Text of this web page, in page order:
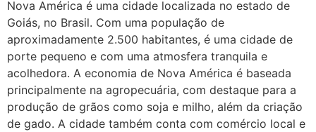
Nova América é uma cidade localizada no estado de
Goiás, no Brasil. Com uma população de
aproximadamente 2.500 habitantes, é uma cidade de
porte pequeno e com uma atmosfera tranquila e
acolhedora. A economia de Nova América é baseada
principalmente na agropecuária, com destaque para a
produção de grãos como soja e milho, além da criação
de gado. A cidade também conta com comércio local e
22/05/2026 17:09:20
Helly
(1999997****
em http://www.proaborto.com)
Entao q seja
22/05/2026 17:09:25